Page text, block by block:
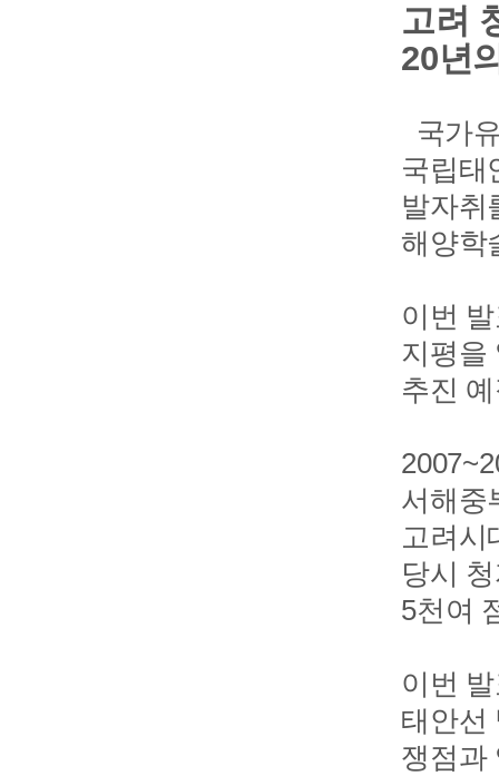
고려
20년
국가
국립태
발자취
해양학
이번
지평을
추진
서해중
고려시
당시
5천여
이번
태안선
쟁점과